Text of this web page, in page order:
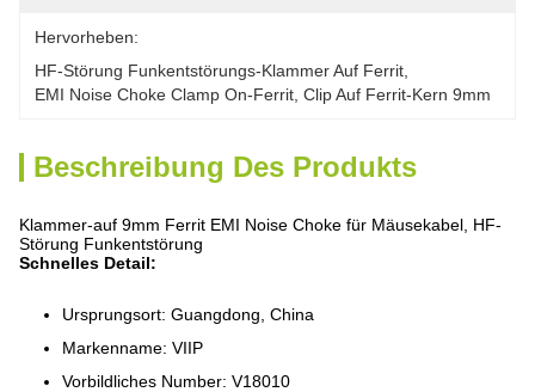
Hervorheben:
HF-Störung Funkentstörungs-Klammer Auf Ferrit
EMI Noise Choke Clamp On-Ferrit Clip Auf Ferrit-Kern 9mm
Beschreibung Des Produkts
Klammer-auf 9mm Ferrit EMI Noise Choke für Mäusekabel, HF-
Störung Funkentstörung
Schnelles Detail:
Ursprungsort: Guangdong, China
Markenname: VIIP
Vorbildliches Number: V18010